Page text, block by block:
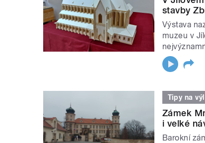
stavby
Výstava
muzeu v
Tipy na
Zámek
i velké
Barokní